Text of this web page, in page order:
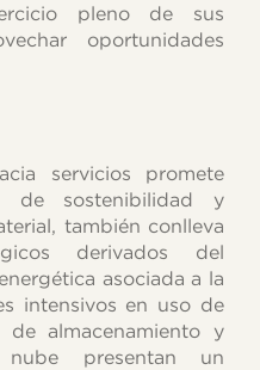
pleno de sus
oportunidades
servicios promete
de sostenibilidad y
también conlleva
derivados del
asociada a la
intensivos en uso de
almacenamiento y
presentan un